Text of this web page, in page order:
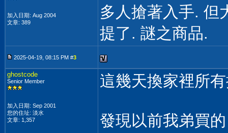
加入日期: Aug 2004
文章: 389
多人搶著入手. 但
提了. 謎之商品.
2025-04-19, 08:15 PM #3
ghostcode
Senior Member
加入日期: Sep 2001
您的住址: 淡水
文章: 1,357
這幾天換家裡所
發現以前我弟買